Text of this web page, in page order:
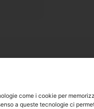
come i cookie per
a queste tecnologie ci